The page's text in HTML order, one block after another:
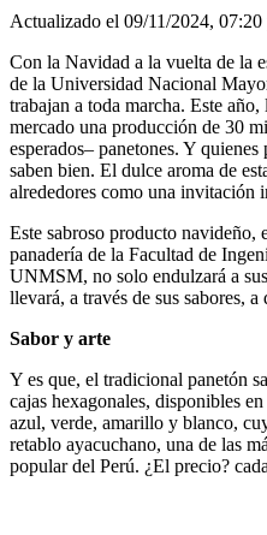
Actualizado el 09/11/2024, 07:20
Con la Navidad a la vuelta de la
de la Universidad Nacional
trabajan a toda marcha. Este
mercado una producción de 30
esperados– panetones. Y
saben bien. El dulce aroma de
alrededores como una invitación
Este sabroso producto navideño,
panadería de la Facultad de
UNMSM, no solo endulzará a
llevará, a través de sus sabores,
Sabor y arte
Y es que, el tradicional panetón
cajas hexagonales, disponibles
azul, verde, amarillo y blanco,
retablo ayacuchano, una de las
popular del Perú. ¿El precio?